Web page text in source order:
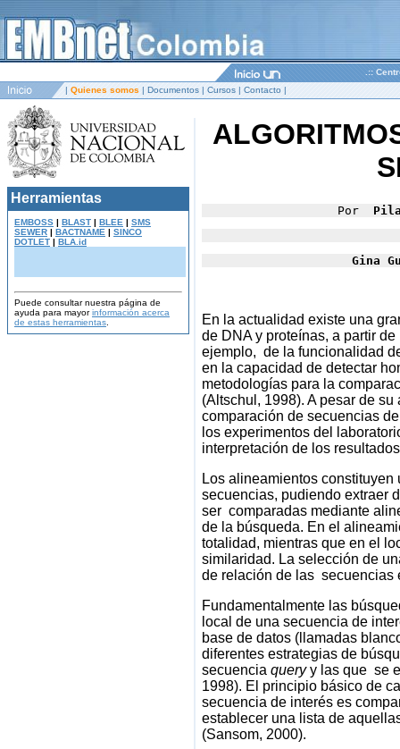
.::
| Quienes somos | Documentos | Cursos | Contacto |
Herramientas
EMBOSS | BLAST | BLEE | SMS
SEWER | BACTNAME | SINCO
DOTLET | BLA.id
Puede consultar nuestra página de
ayuda para mayorinformación acerca
de estas herramientas
Por
Gina
En la actualidad existe una
de DNA y proteínas, a partir
ejemplo, de la funcionalidad
en la capacidad de detectar
metodologías para la
(Altschul, 1998). A pesar de
comparación de secuencias
los experimentos del
interpretación de los
Los alineamientos
secuencias, pudiendo extraer
ser comparadas mediante
de la búsqueda. En el
totalidad, mientras que en el
similaridad. La selección de
de relación de las secuencias
Fundamentalmente las
local de una secuencia de
base de datos (llamadas
diferentes estrategias de
secuencia queryy las que se
1998). El principio básico de
secuencia de interés es
establecer una lista de
(Sansom, 2000).